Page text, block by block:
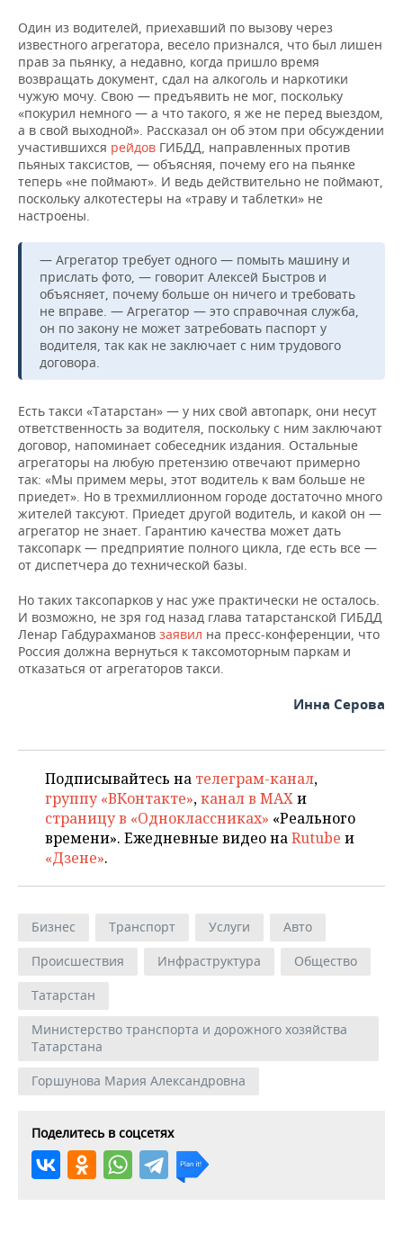
Один из водителей, приехавший по вызову через
известного агрегатора, весело признался, что был лишен
прав за пьянку, а недавно, когда пришло время
возвращать документ, сдал на алкоголь и наркотики
чужую мочу. Свою — предъявить не мог, поскольку
«покурил немного — а что такого, я же не перед выездом,
а в свой выходной». Рассказал он об этом при обсуждении
участившихся рейдов ГИБДД, направленных против
пьяных таксистов, — объясняя, почему его на пьянке
теперь «не поймают». И ведь действительно не поймают,
поскольку алкотестеры на «траву и таблетки» не
настроены.
— Агрегатор требует одного — помыть машину и
прислать фото, — говорит Алексей Быстров и
объясняет, почему больше он ничего и требовать
не вправе. — Агрегатор — это справочная служба,
он по закону не может затребовать паспорт у
водителя, так как не заключает с ним трудового
договора.
Есть такси «Татарстан» — у них свой автопарк, они несут
ответственность за водителя, поскольку с ним заключают
договор, напоминает собеседник издания. Остальные
агрегаторы на любую претензию отвечают примерно
так: «Мы примем меры, этот водитель к вам больше не
приедет». Но в трехмиллионном городе достаточно много
жителей таксуют. Приедет другой водитель, и какой он —
агрегатор не знает. Гарантию качества может дать
таксопарк — предприятие полного цикла, где есть все —
от диспетчера до технической базы.
Но таких таксопарков у нас уже практически не осталось.
И возможно, не зря год назад глава татарстанской ГИБДД
Ленар Габдурахманов заявил на пресс-конференции, что
Россия должна вернуться к таксомоторным паркам и
отказаться от агрегаторов такси.
Инна Серова
Подписывайтесь на телеграм-канал,
группу «ВКонтакте»,канал в MAXи
страницу в «Одноклассниках» «Реального
времени». Ежедневные видео наRutube и
«Дзене».
Бизнес Транспорт Услуги
Авто
Происшествия
Инфраструктура
Общество
Татарстан
Министерство транспорта и дорожного хозяйства
Татарстана
Горшунова Мария Александровна
Поделитесь в соцсетях